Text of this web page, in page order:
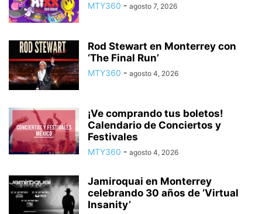
MTY360 - agosto 7, 2026
Rod Stewart en Monterrey con
‘The Final Run’
MTY360 - agosto 4, 2026
¡Ve comprando tus boletos!
Calendario de Conciertos y
Festivales
MTY360 - agosto 4, 2026
Jamiroquai en Monterrey
celebrando 30 años de ‘Virtual
Insanity’